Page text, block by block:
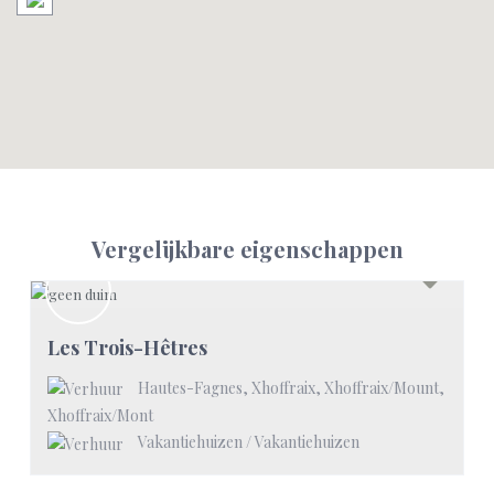
Vergelijkbare eigenschappen
Les Trois-Hêtres
Hautes-Fagnes, Xhoffraix, Xhoffraix/Mount,
Xhoffraix/Mont
Vakantiehuizen/Vakantiehuizen